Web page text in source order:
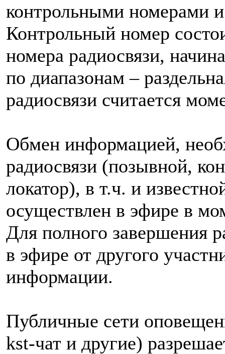
контрольными номерами
Контрольный номер
номера радиосвязи,
по диапазонам –
радиосвязи считается
Обмен информацией,
радиосвязи (позывной,
локатор), в т.ч. и
осуществлен в эфире в
Для полного завершения
в эфире от другого
информации.
Публичные сети
kst-чат и другие)